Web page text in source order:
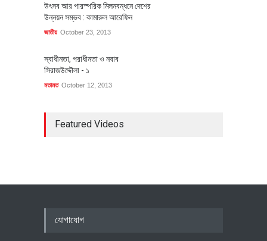
উৎসব আর পারস্পরিক মিলনবন্ধনে দেশের
উন্নয়ন সম্ভব : কামারুল আরেফিন
জাতীয় October 23, 2013
স্বাধীনতা, পরাধীনতা ও নবাব
সিরাজউদ্দৌলা - ১
মতামত October 12, 2013
Featured Videos
যোগাযোগ